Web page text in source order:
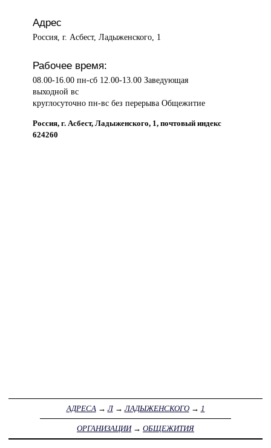
Адрес
Россия, г. Асбест, Ладыженского, 1
Рабочее время:
08.00-16.00 пн-сб 12.00-13.00 Заведующая
выходной вс
круглосуточно пн-вс без перерыва Общежитие
Россия, г. Асбест, Ладыженского, 1, почтовый индекс
624260
АДРЕСА→Л→ЛАДЫЖЕНСКОГО→ 1
ОРГАНИЗАЦИИ→ ОБЩЕЖИТИЯ